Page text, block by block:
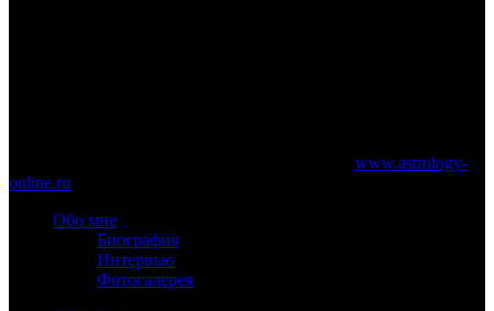
www.astrology-
online.ru
Обо мне
Биография
Интервью
Фотогалерея